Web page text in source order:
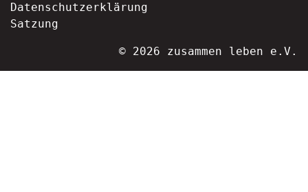
Datenschutzerklärung
Satzung
© 2026 zusammen leben e.V.